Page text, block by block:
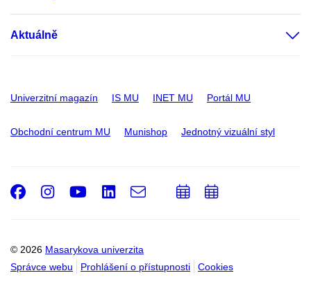
Aktuálně
Univerzitní magazín IS MU INET MU Portál MU
Obchodní centrum MU Munishop Jednotný vizuální styl
© 2026 Masarykova univerzita
Správce webu
Prohlášení o přístupnosti Cookies
Facebook
Instagram
Youtube
LinkedIn
e-
Email
PřidatPřidat